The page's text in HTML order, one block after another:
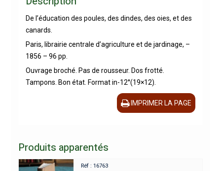
De l’éducation des poules, des dindes, des oies, et des
canards.
Paris, librairie centrale d’agriculture et de jardinage, –
1856 – 96 pp.
Ouvrage broché. Pas de rousseur. Dos frotté.
Tampons. Bon état. Format in-12°(19×12).
IMPRIMER LA PAGE
Produits apparentés
Réf : 16763